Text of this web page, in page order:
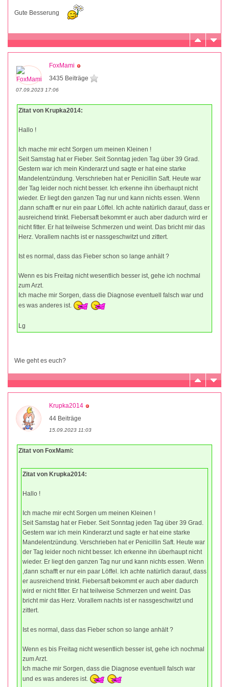
Gute Besserung
FoxMami
3435 Beiträge
07.09.2023 17:06
Zitat von Krupka2014:
Hallo !
Ich mache mir echt Sorgen um meinen Kleinen !
Seit Samstag hat er Fieber. Seit Sonntag jeden Tag über 39 Grad.
Gestern war ich mein Kinderarzt und sagte er hat eine starke
Mandelentzündung. Verschrieben hat er Penicillin Saft. Heute war
der Tag leider noch nicht besser. Ich erkenne ihn überhaupt nicht
wieder. Er liegt den ganzen Tag nur und kann nichts essen. Wenn
,dann schafft er nur ein paar Löffel. Ich achte natürlich darauf, dass er
ausreichend trinkt. Fiebersaft bekommt er auch aber dadurch wird er
nicht fitter. Er hat teilweise Schmerzen und weint. Das bricht mir das
Herz. Vorallem nachts ist er nassgeschwitzt und zittert.
Ist es normal, dass das Fieber schon so lange anhält ?
Wenn es bis Freitag nicht wesentlich besser ist, gehe ich nochmal
zum Arzt.
Ich mache mir Sorgen, dass die Diagnose eventuell falsch war und
es was anderes ist.
Lg
Wie geht es euch?
Krupka2014
44 Beiträge
15.09.2023 11:03
Zitat von FoxMami:
Zitat von Krupka2014:
Hallo !
Ich mache mir echt Sorgen um meinen Kleinen !
Seit Samstag hat er Fieber. Seit Sonntag jeden Tag über 39 Grad.
Gestern war ich mein Kinderarzt und sagte er hat eine starke
Mandelentzündung. Verschrieben hat er Penicillin Saft. Heute war
der Tag leider noch nicht besser. Ich erkenne ihn überhaupt nicht
wieder. Er liegt den ganzen Tag nur und kann nichts essen. Wenn
,dann schafft er nur ein paar Löffel. Ich achte natürlich darauf, dass
er ausreichend trinkt. Fiebersaft bekommt er auch aber dadurch
wird er nicht fitter. Er hat teilweise Schmerzen und weint. Das
bricht mir das Herz. Vorallem nachts ist er nassgeschwitzt und
zittert.
Ist es normal, dass das Fieber schon so lange anhält ?
Wenn es bis Freitag nicht wesentlich besser ist, gehe ich nochmal
zum Arzt.
Ich mache mir Sorgen, dass die Diagnose eventuell falsch war
und es was anderes ist.